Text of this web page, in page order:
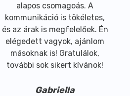
alapos csomagoás. A
kommunikáció is tökéletes,
és az árak is megfelelőek. Én
elégedett vagyok, ajánlom
másoknak is! Gratulálok,
további sok sikert kívánok!
Gabriella